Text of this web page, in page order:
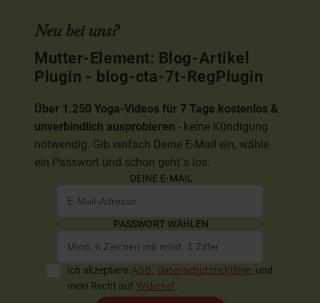
Neu bei uns?
Mutter-Element: Blog-Artikel
Plugin - blog-cta-7t-RegPlugin
Über 1.250 Yoga-Videos für 7 Tage kostenlos &
unverbindlich ausprobieren - keine Kündigung
notwendig. Gib einfach Deine E-Mail ein, wähle
ein Passwort und schon geht`s los:
DEINE E-MAIL
PASSWORT WÄHLEN
Ich akzeptiere AGB Datenschutzrichtlinie , und
mein Recht auf Widerruf